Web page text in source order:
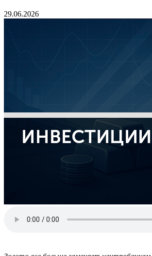
29.06.2026